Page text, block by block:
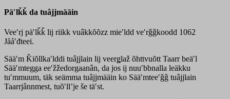
Päʹlǩǩ da tuâjjmääin
Veeʹrj päʹlǩǩ lij riikk vuâkkõõzz mieʹldd veʹrǧǧkoodd 1062
Jååʹđteei.
Sääʹm Ǩiõllkaʹlddi tuâjjlain lij veerǥlaž õhttvuõtt Taarr beäʹl
Sääʹmtegga eeʹžžedorgaanân, da jos ij nuuʹbbnalla leäkku
tuʹmmuum, täk seämma tuâjjmääin ko Sääʹmteeʹǧǧ tuâjjlain
Taarrjânnmest, tuõʹllʼje še täʹst.